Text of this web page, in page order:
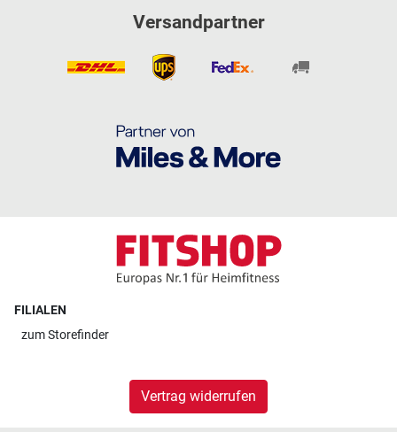
Versandpartner
FILIALEN
zumStorefinder
Vertrag widerrufen